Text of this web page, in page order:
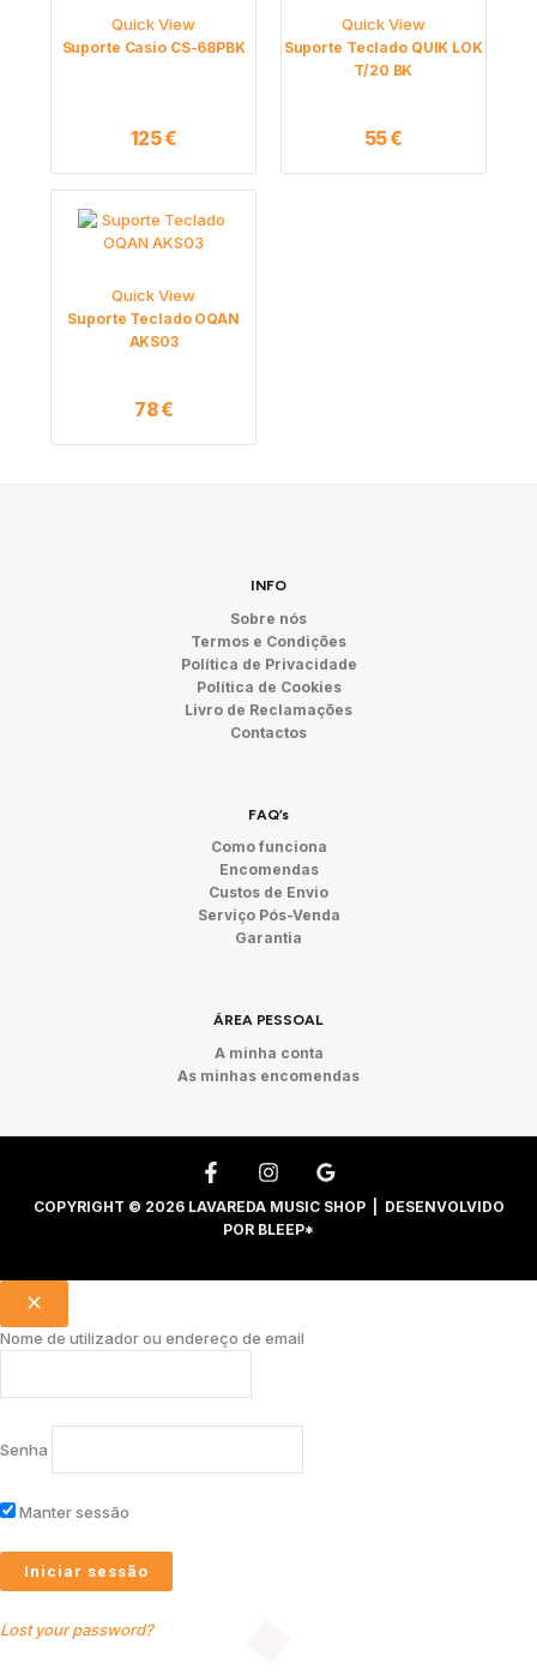
Quick View
Suporte Casio CS-68PBK
125€
Quick View
Suporte Teclado QUIK LOK
T/20 BK
55€
Quick View
Suporte Teclado OQAN
AKS03
78€
INFO
Sobre nós
Termos e Condições
Política de Privacidade
Política de Cookies
Livro de Reclamações
Contactos
FAQ’s
Como funciona
Encomendas
Custos de Envio
Serviço Pós-Venda
Garantia
ÁREA PESSOAL
A minha conta
As minhas encomendas
COPYRIGHT © 2026 LAVAREDA MUSIC SHOP | DESENVOLVIDO
POR BLEEP*
Nome de utilizador ou endereço de email
Senha
Manter sessão
Lost your password?